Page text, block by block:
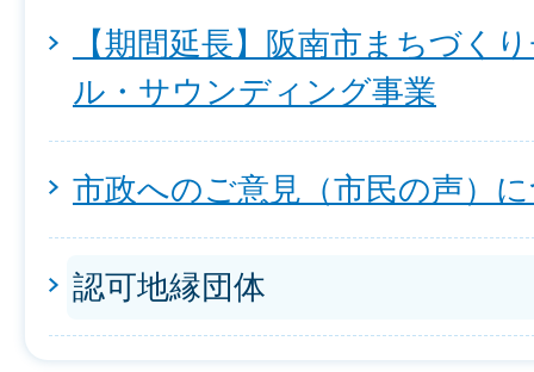
【期間延長】阪南市まちづく
ル・サウンディング事業
市政へのご意見（市民の声）
認可地縁団体